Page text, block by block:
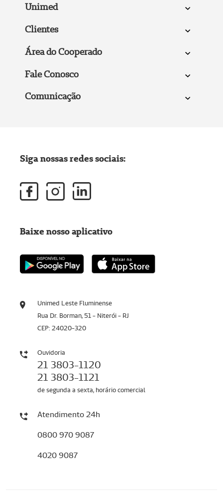
Unimed
Clientes
Área do Cooperado
Fale Conosco
Comunicação
Unimed Leste Fluminense
Rua Dr. Borman, 51 - Niterói - RJ
CEP: 24020-320
Ouvidoria
21 3803-1120
21 3803-1121
de segunda a sexta, horário comercial
Atendimento 24h
0800 970 9087
4020 9087
Siga nossas redes sociais:
Baixe nosso aplicativo